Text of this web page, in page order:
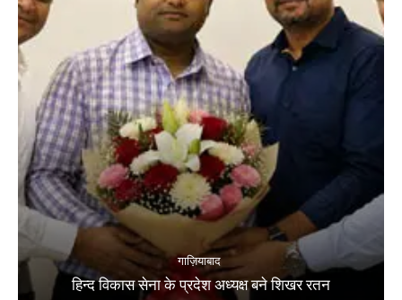
गाज़ियाबाद
हिन्द विकास सेना के प्रदेश अध्यक्ष बने शिखर रतन